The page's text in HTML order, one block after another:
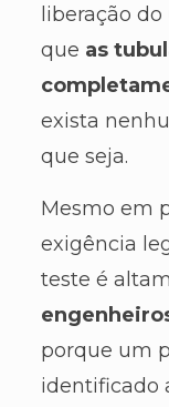
liberação do
que as
exista
que seja.
Mesmo em
exigência
teste é
porque um
identificado